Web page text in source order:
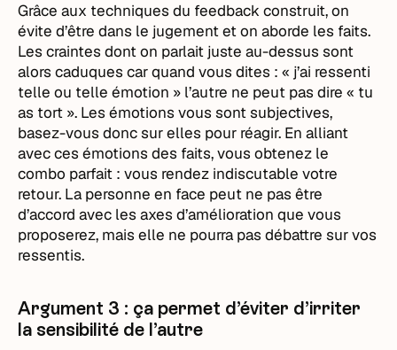
Grâce aux techniques du feedback construit, on
évite d’être dans le jugement et on aborde les faits.
Les craintes dont on parlait juste au-dessus sont
alors caduques car quand vous dites : « j’ai ressenti
telle ou telle émotion » l’autre ne peut pas dire « tu
as tort ». Les émotions vous sont subjectives,
basez-vous donc sur elles pour réagir. En alliant
avec ces émotions des faits, vous obtenez le
combo parfait : vous rendez indiscutable votre
retour. La personne en face peut ne pas être
d’accord avec les axes d’amélioration que vous
proposerez, mais elle ne pourra pas débattre sur vos
ressentis.
Argument 3 : ça permet d’éviter d’irriter
la sensibilité de l’autre